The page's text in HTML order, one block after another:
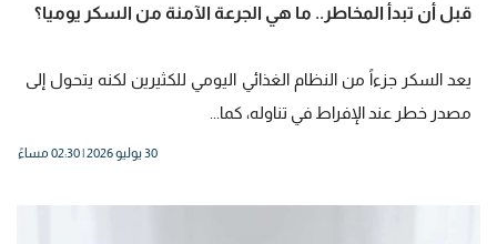
قبل أن تبدأ المخاطر.. ما هي الجرعة الآمنة من السكر يوميا؟
يعد السكر جزءاً من النظام الغذائي اليومي للكثيرين لكنه يتحول إلى
مصدر خطر عند الإفراط في تناوله، كما...
30 يوليو 2026 | 02:30 مساءً